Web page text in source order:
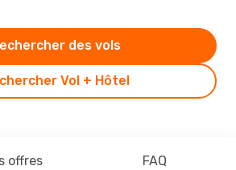
Vol + Hôtel
des vols
offres FAQ